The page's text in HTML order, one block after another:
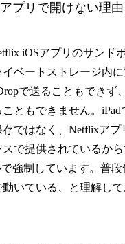
プリで開けない理由
iOSアプリのサンド
ベートストレージ内
で送ることもできず
ともできません。iPad
ではなく、Netflixアプ
で提供されているか
強制しています。普段
いている、と理解し